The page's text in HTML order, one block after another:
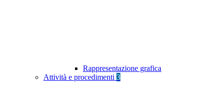
Rappresentazione grafica
Attività e procedimenti 3